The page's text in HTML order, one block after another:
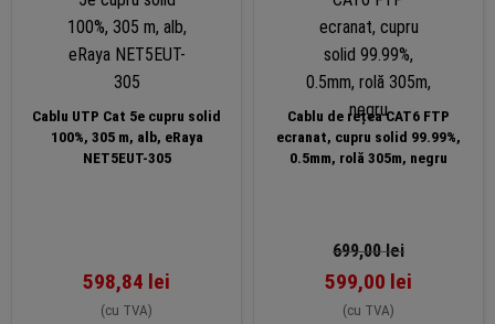
Cablu UTP Cat 5e cupru solid
100%, 305 m, alb, eRaya
NET5EUT-305
598,84 lei
(cu TVA)
Cablu de rețea CAT6 FTP
ecranat, cupru solid 99.99%,
0.5mm, rolă 305m, negru
699,00lei
599,00 lei
(cu TVA)